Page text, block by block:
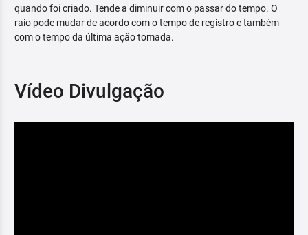
quando foi criado. Tende a diminuir com o passar do tempo. O
raio pode mudar de acordo com o tempo de registro e também
com o tempo da última ação tomada.
Vídeo Divulgação